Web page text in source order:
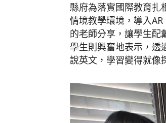
縣府為落實國際教育扎
情境教學環境，導入
的老師分享，讓學生配
學生則興奮地表示，透
說英文，學習變得就像